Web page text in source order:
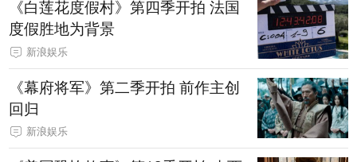
《白莲花度假村》第四季开拍 法国
度假胜地为背景
新浪娱乐
《幕府将军》第二季开拍 前作主创
回归
新浪娱乐